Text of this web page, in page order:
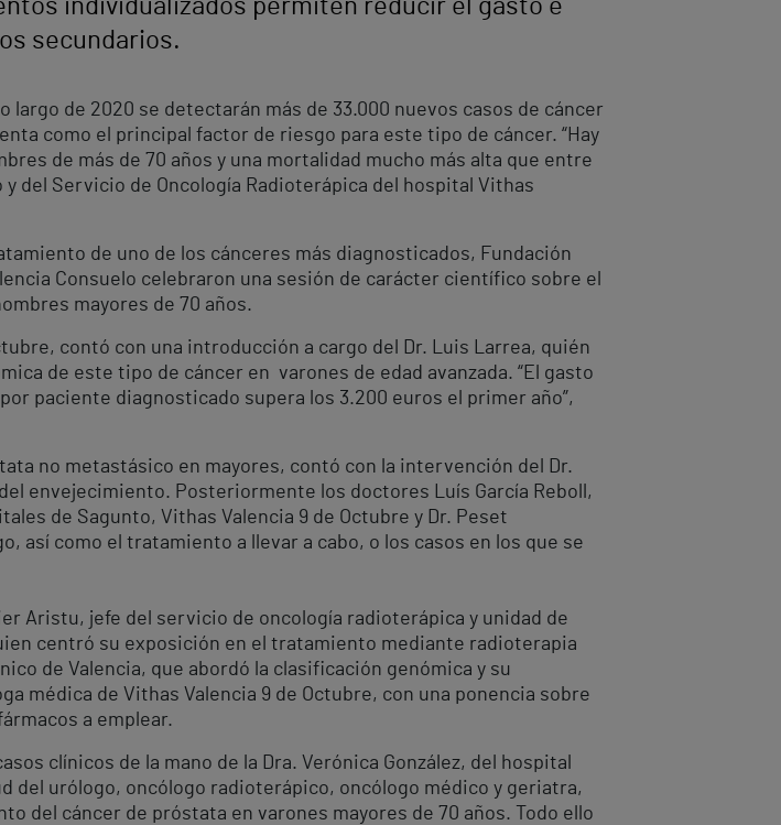
individualizados permiten reducir el gasto e
secundarios.
largo de 2020 se detectarán más de 33.000 nuevos casos de cáncer
como el principal factor de riesgo para este tipo de cáncer. “Hay
de más de 70 años y una mortalidad mucho más alta que entre
del Servicio de Oncología Radioterápica del hospital Vithas
de uno de los cánceres más diagnosticados, Fundación
Consuelo celebraron una sesión de carácter científico sobre el
mayores de 70 años.
contó con una introducción a cargo del Dr. Luis Larrea, quién
de este tipo de cáncer en varones de edad avanzada. “El gasto
paciente diagnosticado supera los 3.200 euros el primer año”,
no metastásico en mayores, contó con la intervención del Dr.
envejecimiento. Posteriormente los doctores Luís García Reboll,
de Sagunto, Vithas Valencia 9 de Octubre y Dr. Peset
así como el tratamiento a llevar a cabo, o los casos en los que se
Aristu, jefe del servicio de oncología radioterápica y unidad de
centró su exposición en el tratamiento mediante radioterapia
de Valencia, que abordó la clasificación genómica y su
médica de Vithas Valencia 9 de Octubre, con una ponencia sobre
a emplear.
clínicos de la mano de la Dra. Verónica González, del hospital
del urólogo, oncólogo radioterápico, oncólogo médico y geriatra,
del cáncer de próstata en varones mayores de 70 años. Todo ello